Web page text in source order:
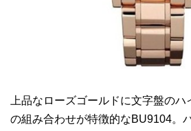
上品なローズゴールドに文字盤の
の組み合わせが特徴的なBU9104。